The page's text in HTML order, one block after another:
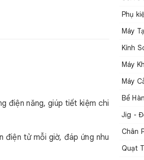
điện năng, giúp tiết kiệm chi
tử mỗi giờ, đáp ứng nhu
Phụ
Máy
Kính
Máy
Máy
Bể Hàn
Jig -
Chân
Quạt